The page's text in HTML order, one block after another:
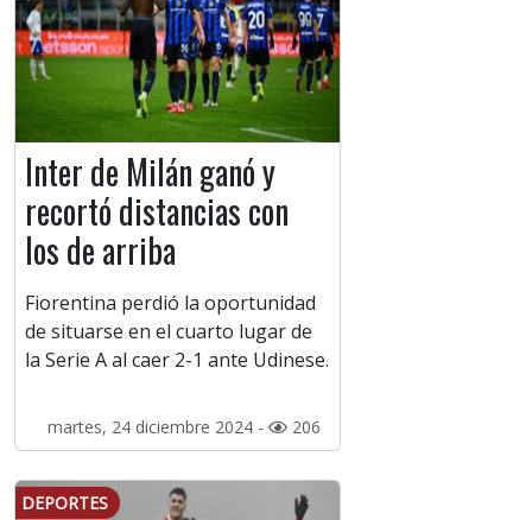
Inter de Milán ganó y
recortó distancias con
los de arriba
Fiorentina perdió la oportunidad
de situarse en el cuarto lugar de
la Serie A al caer 2-1 ante Udinese.
martes, 24 diciembre 2024 - 206
DEPORTES